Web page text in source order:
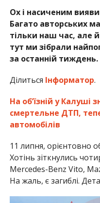
Ох і насиченим
Багато авторських
тільки наш час, але
тут ми зібрали
за останній тиждень.
Ділиться Інформатор.
На обʼїзній у Калуші
смертельне ДТП,
автомобілів
11 липня, орієнтовно
Хотінь зіткнулись
Mercedes-Benz Vito,
На жаль, є загиблі.